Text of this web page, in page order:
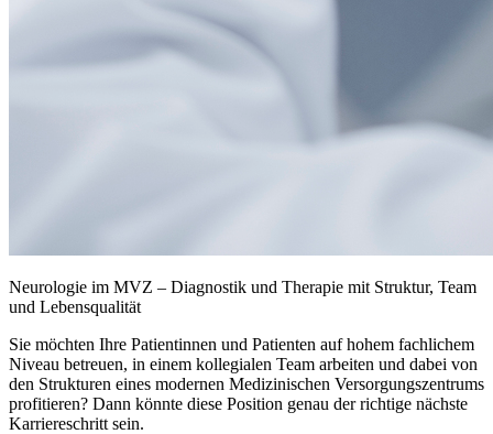
Neurologie im MVZ – Diagnostik und Therapie mit Struktur, Team
und Lebensqualität
Sie möchten Ihre Patientinnen und Patienten auf hohem fachlichem
Niveau betreuen, in einem kollegialen Team arbeiten und dabei von
den Strukturen eines modernen Medizinischen Versorgungszentrums
profitieren? Dann könnte diese Position genau der richtige nächste
Karriereschritt sein.